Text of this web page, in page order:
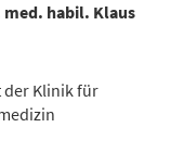
med. habil. Klaus
der Klinik für